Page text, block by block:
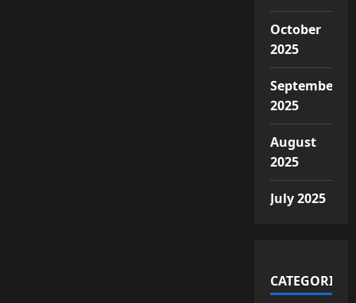
October
2025
September
2025
August
2025
July 2025
CATEGORIES